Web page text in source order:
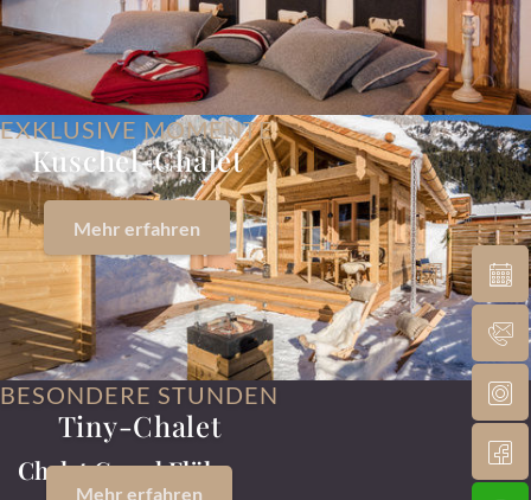
EXKLUSIVE MOMENTE
Kuschel-Chalet
Mehr erfahren
BESONDERE STUNDEN
Tiny-Chalet
Mehr erfahren
Chalet Grand Flüh